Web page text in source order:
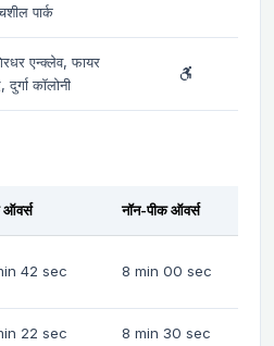
पार्क
एन्क्लेव, फायर
दुर्गा कॉलोनी
ऑवर्स नॉन-पीक ऑवर्स
42 sec 8 min 00 sec
22 sec 8 min 30 sec